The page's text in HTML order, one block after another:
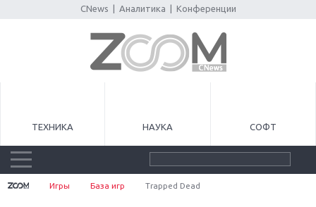
CNews Аналитика Конференции
ТЕХНИКА НАУКА СОФТ
Игры База игр Trapped Dead